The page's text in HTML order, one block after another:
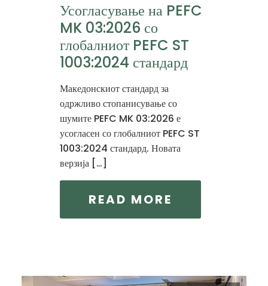
Усогласување на PEFC
MK 03:2026 со
глобалниот PEFC ST
1003:2024 стандард
Македонскиот стандард за
одржливо стопанисување со
шумите PEFC MK 03:2026 е
усогласен со глобалниот PEFC ST
1003:2024 стандард. Новата
верзија […]
READ MORE